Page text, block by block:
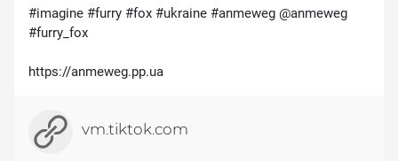
#imagine #furry #fox #ukraine #anmeweg @anmeweg
#furry_fox
https://anmeweg.pp.ua
vm.tiktok.com